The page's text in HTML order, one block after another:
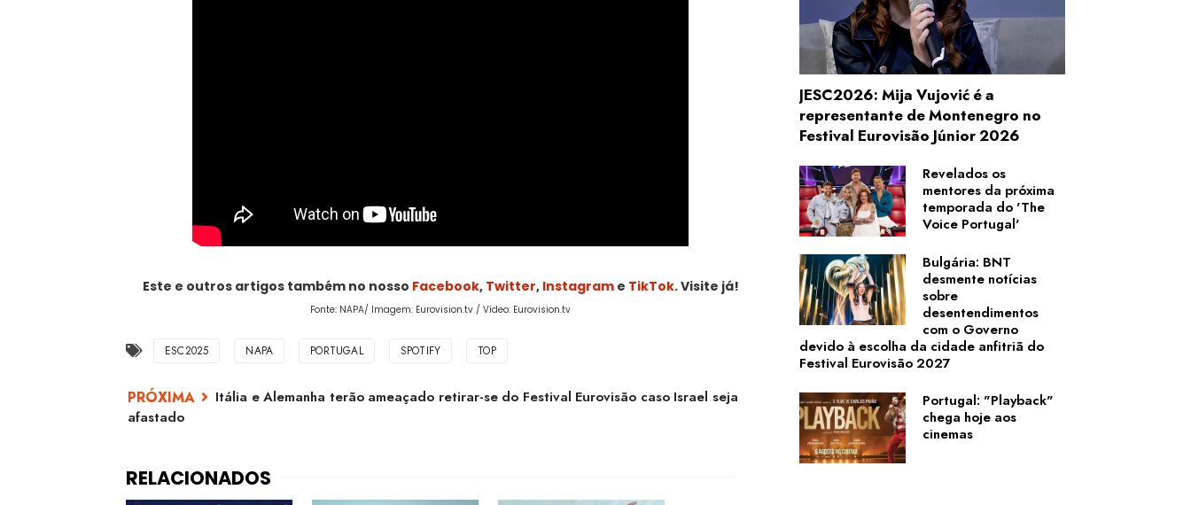
Este e outros artigos também no nosso Facebook, Twitter, Instagrame TikTok. Visite já!
Fonte: NAPA/ Imagem: Eurovision.tv / Vídeo: Eurovision.tv
ESC2025 NAPA PORTUGAL SPOTIFY TOP
Itália e Alemanha terão ameaçado retirar-se do Festival Eurovisão caso Israel seja
afastado
JESC2026: Mija Vujović é a
representante de Montenegro no
Festival Eurovisão Júnior 2026
Revelados os
mentores da próxima
temporada do 'The
Voice Portugal'
Bulgária: BNT
desmente notícias
sobre
desentendimentos
com o Governo
devido à escolha da cidade anfitriã do
Festival Eurovisão 2027
Portugal: "Playback"
chega hoje aos
cinemas